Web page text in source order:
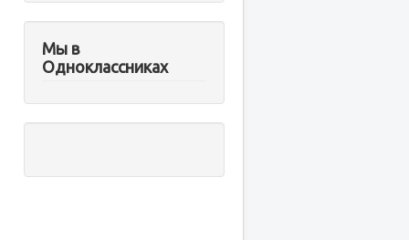
Мы в
Одноклассниках